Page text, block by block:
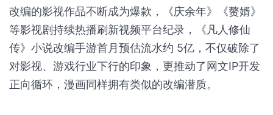
改编的影视作品不断成为爆款，《庆余年》《赘婿》
等影视剧持续热播刷新视频平台纪录，《凡人修仙
传》小说改编手游首月预估流水约 5亿，不仅破除了
对影视、游戏行业下行的印象，更推动了网文IP开发
正向循环，漫画同样拥有类似的改编潜质。